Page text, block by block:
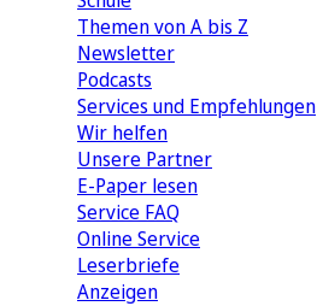
Themen von A bis Z
Newsletter
Podcasts
Services und Empfehlungen
Wir helfen
Unsere Partner
E-Paper lesen
Service FAQ
Online Service
Leserbriefe
Anzeigen